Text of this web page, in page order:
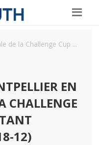
de la Challenge Cup ...
EN
CHALLENGE
12)